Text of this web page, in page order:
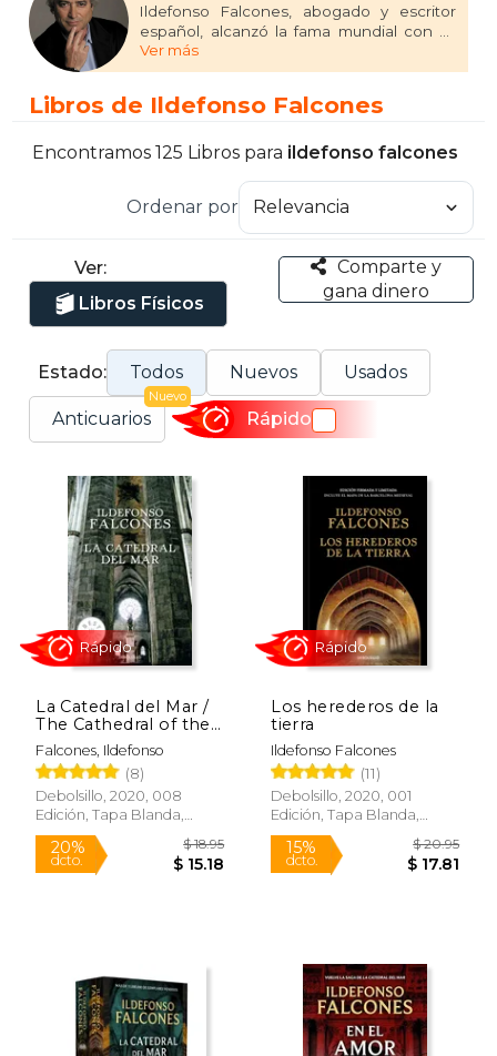
Ildefonso Falcones, abogado y escritor
español, alcanzó la fama mundial con su
primera novela, “La catedral del mar”, un
éxito editorial traducido a más de cuarenta
televisión y novela gráfica. La novela
Euskadi de Plata y el Giovanni Boccaccio.
de Fátima” y “Los herederos de la tierra”, la
continuación de "La catedral del mar".
Falcones es conocido por sus cautivadoras
Ver más
Libros de Ildefonso Falcones
Encontramos 125 Libros para ildefonso falcones
Ordenar por
Ver:
Libros Físicos
Comparte y
gana dinero
Estado: Todos Nuevos Usados
Anticuarios
Nuevo
Rápido
La Catedral del Mar /
The Cathedral of the
Sea
Falcones, Ildefonso
(8)
Debolsillo, 2020, 008
Edición, Tapa Blanda,
Nuevo
20%
dcto.
Rápido
Los herederos de la
tierra
Ildefonso Falcones
(11)
Debolsillo, 2020, 001
Edición, Tapa Blanda,
Nuevo
15%
dcto.
Rápido